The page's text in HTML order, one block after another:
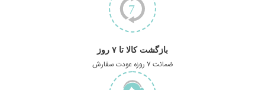
بازگشت کالا تا ۷ روز
ضمانت ۷ روزه عودت سفارش